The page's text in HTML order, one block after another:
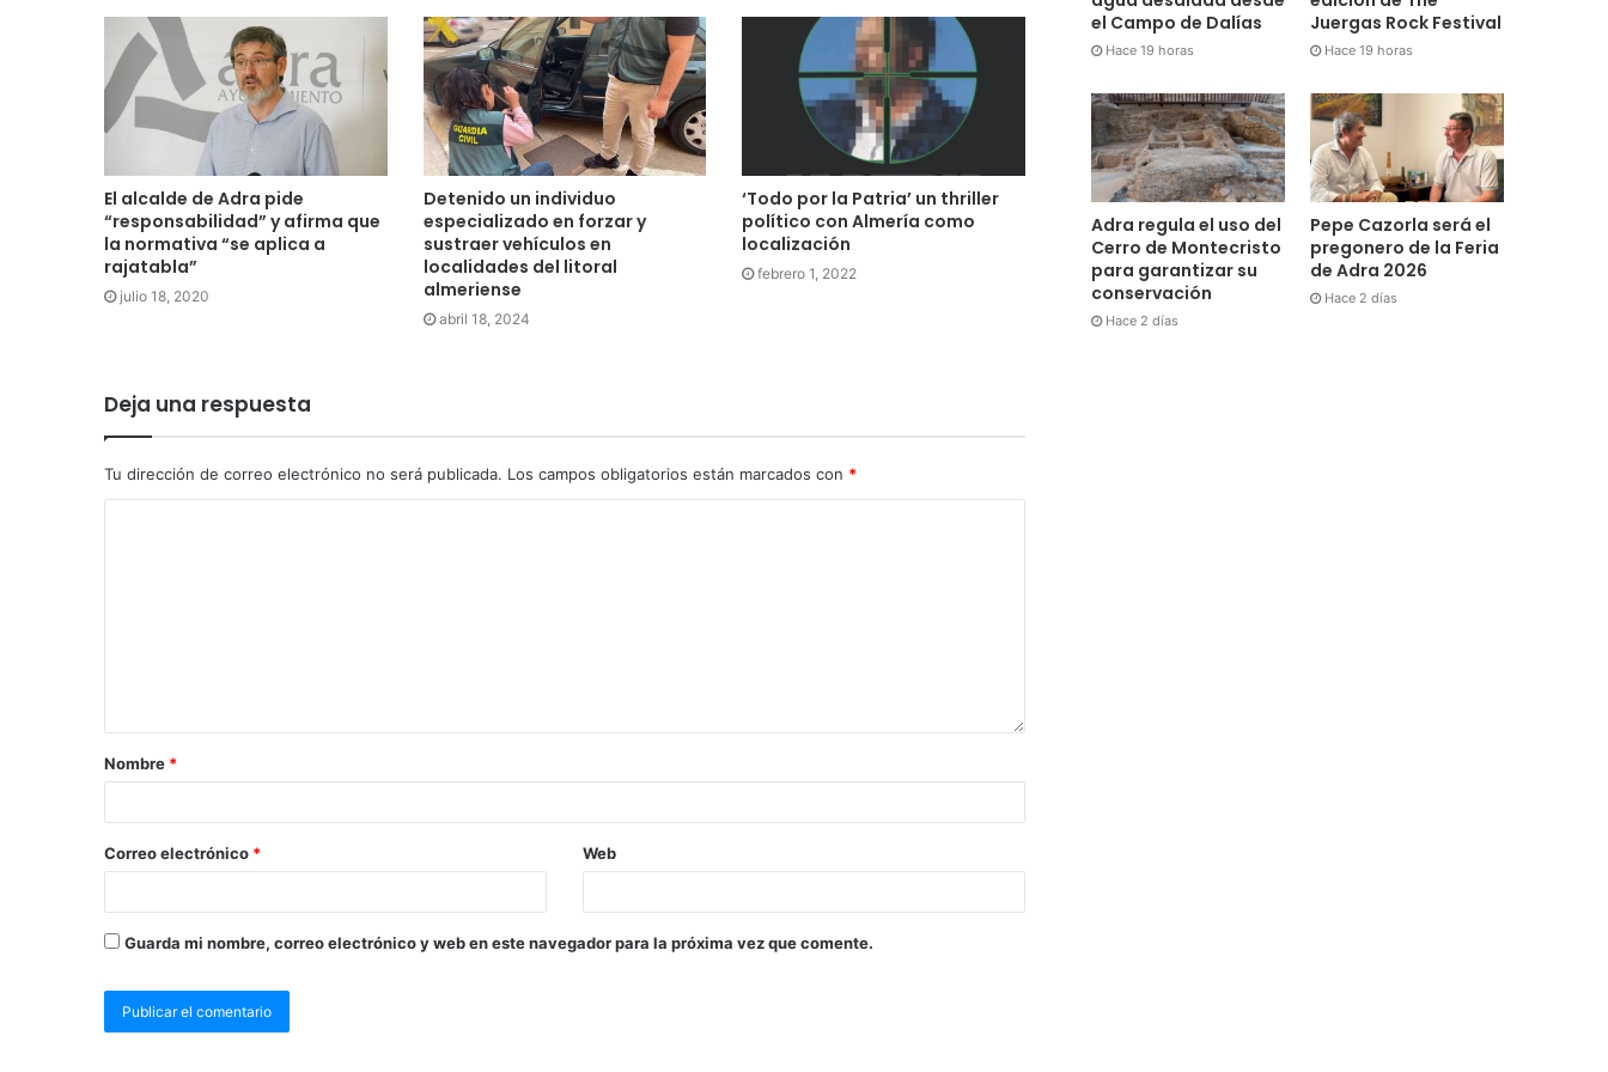
El alcalde de Adra pide
“responsabilidad” y afirma que
la normativa “se aplica a
rajatabla”
julio 18, 2020
Detenido un individuo
especializado en forzar y
sustraer vehículos en
localidades del litoral
almeriense
abril 18, 2024
‘Todo por la Patria’ un thriller
político con Almería como
localización
febrero 1, 2022
Deja una respuesta
Tu dirección de correo electrónico no será publicada. Los campos obligatorios están marcados con *
Nombre *
Correo electrónico * Web
Guarda mi nombre, correo electrónico y web en este navegador para la próxima vez que comente.
el Campo de Dalías
Hace 19 horas
Juergas Rock Festival
Hace 19 horas
Adra regula el uso del
Cerro de Montecristo
para garantizar su
conservación
Hace 2 días
Pepe Cazorla será el
pregonero de la Feria
de Adra 2026
Hace 2 días